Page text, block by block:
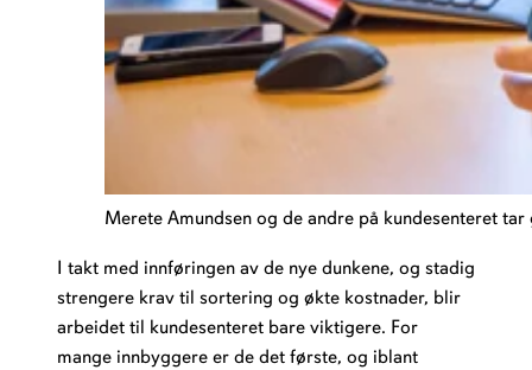
Merete Amundsen og de andre på kundesenteret
I takt med innføringen av de nye dunkene, og stadig
strengere krav til sortering og økte kostnader, blir
arbeidet til kundesenteret bare viktigere. For
mange innbyggere er de det første, og iblant